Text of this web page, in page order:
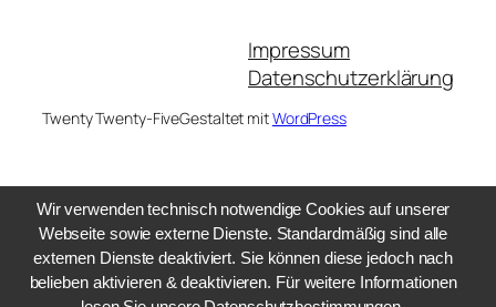
Impressum
Datenschutzerklärung
Twenty Twenty-FiveGestaltet mitWordPress
Wir verwenden technisch notwendige Cookies auf unserer
Webseite sowie externe Dienste. Standardmäßig sind alle
externen Dienste deaktiviert. Sie können diese jedoch nach
belieben aktivieren & deaktivieren. Für weitere Informationen